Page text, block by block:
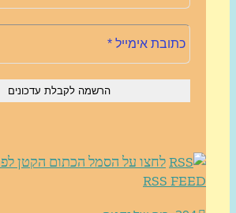
לחצו על הסמל הכתום הקטן לפתיחת
RSS